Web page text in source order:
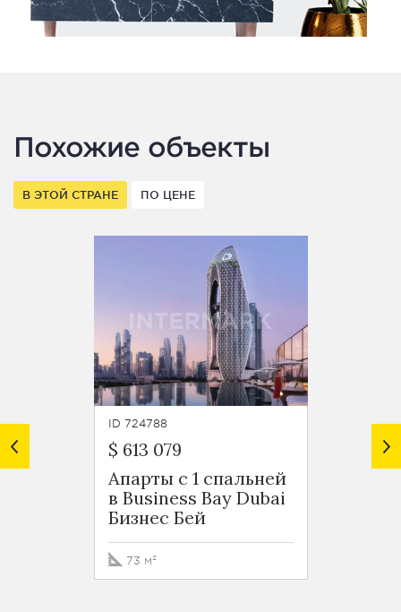
Похожие объекты
В ЭТОЙ СТРАНЕ ПО ЦЕНЕ
ID 724788
$ 613 079
Апарты с 1 спальней
в Business Bay Dubai
Бизнес Бей
73 м²
ID
$ 599